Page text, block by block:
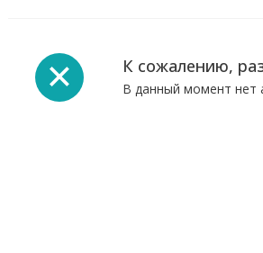
К сожалению,
В данный момент нет